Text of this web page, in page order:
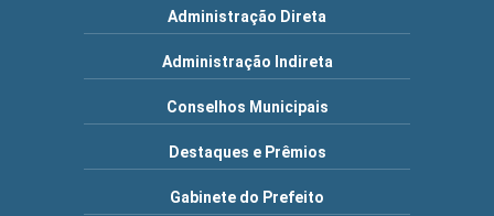
Administração Direta
Administração Indireta
Conselhos Municipais
Destaques e Prêmios
Gabinete do Prefeito